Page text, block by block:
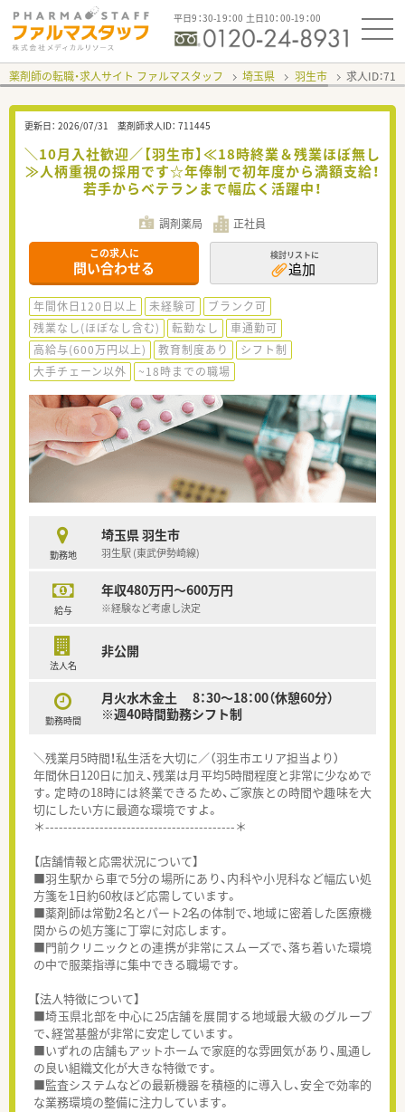
平日9：30-19：00 土日10：00-19：00
薬剤師の転職・求人サイト ファルマスタッフ 埼玉県 羽生市 求人ID：
更新日： 2026/07/31 薬剤師求人ID： 711445
＼10月入社歓迎／【羽生市】≪18時終業＆残業ほぼ無し
≫人柄重視の採用です☆年俸制で初年度から満額支給！
若手からベテランまで幅広く活躍中！
調剤薬局 正社員
この求人に
問い合わせる
検討リストに
追加
年間休日120日以上 未経験可
ブランク可
残業なし(ほぼなし含む)
転勤なし
車通勤可
高給与(600万円以上)
教育制度あり
シフト制
大手チェーン以外
~18時までの職場
勤務地
埼玉県 羽生市
羽生駅 (東武伊勢崎線)
給与
年収480万円～600万円
※経験など考慮し決定
法人名
非公開
勤務時間
月火水木金土 8：30～18：00（休憩60分）
※週40時間勤務シフト制
＼残業月5時間！私生活を大切に／（羽生市エリア担当より）
年間休日120日に加え、残業は月平均5時間程度と非常に少なめで
す。定時の18時には終業できるため、ご家族との時間や趣味を大
切にしたい方に最適な環境ですよ。
＊------------------------------------------＊
【店舗情報と応需状況について】
■羽生駅から車で5分の場所にあり、内科や小児科など幅広い処
方箋を1日約60枚ほど応需しています。
■薬剤師は常勤2名とパート2名の体制で、地域に密着した医療機
関からの処方箋に丁寧に対応します。
■門前クリニックとの連携が非常にスムーズで、落ち着いた環境
の中で服薬指導に集中できる職場です。
【法人特徴について】
■埼玉県北部を中心に25店舗を展開する地域最大級のグループ
で、経営基盤が非常に安定しています。
■いずれの店舗もアットホームで家庭的な雰囲気があり、風通し
の良い組織文化が大きな特徴です。
■監査システムなどの最新機器を積極的に導入し、安全で効率的
な業務環境の整備に注力しています。